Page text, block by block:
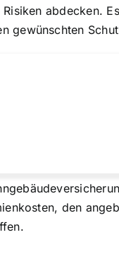
abdecken.
gewünschten
den